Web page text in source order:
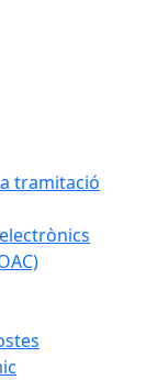
tramitació